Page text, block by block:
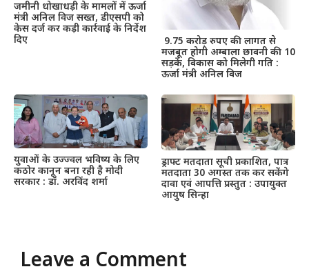
जमीनी धोखाधड़ी के मामलों में ऊर्जा
मंत्री अनिल विज सख्त, डीएसपी को
केस दर्ज कर कड़ी कार्रवाई के निर्देश
दिए
9.75 करोड़ रुपए की लागत से
मजबूत होगी अम्बाला छावनी की 10
सड़कें, विकास को मिलेगी गति :
ऊर्जा मंत्री अनिल विज
युवाओं के उज्ज्वल भविष्य के लिए
कठोर कानून बना रही है मोदी
सरकार : डॉ. अरविंद शर्मा
ड्राफ्ट मतदाता सूची प्रकाशित, पात्र
मतदाता 30 अगस्त तक कर सकेंगे
दावा एवं आपत्ति प्रस्तुत : उपायुक्त
आयुष सिन्हा
Leave a Comment